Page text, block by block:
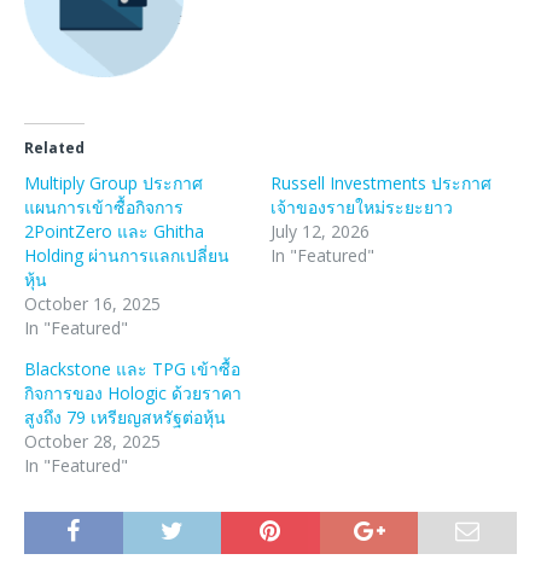
Related
Multiply Group ประกาศ
แผนการเข้าซื้อกิจการ
2PointZero และ Ghitha
Holding ผ่านการแลกเปลี่ยน
หุ้น
October 16, 2025
In "Featured"
Russell Investments ประกาศ
เจ้าของรายใหม่ระยะยาว
July 12, 2026
In "Featured"
Blackstone และ TPG เข้าซื้อ
กิจการของ Hologic ด้วยราคา
สูงถึง 79 เหรียญสหรัฐต่อหุ้น
October 28, 2025
In "Featured"